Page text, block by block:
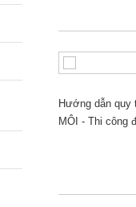
Hướng dẫn quy
MÔI - Thi công